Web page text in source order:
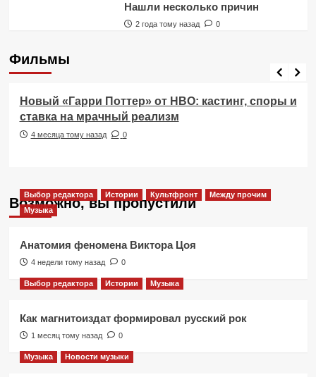
Нашли несколько причин
2 года тому назад 0
Фильмы
Фильмы
Новый «Гарри Поттер» от HBO: кастинг, споры и
ставка на мрачный реализм
4 месяца тому назад 0
Возможно, вы пропустили
Выбор редактора Истории Культфронт
Между прочим
Музыка
Анатомия феномена Виктора Цоя
4 недели тому назад 0
Выбор редактора Истории Музыка
Как магнитоиздат формировал русский рок
1 месяц тому назад 0
Музыка Новости музыки